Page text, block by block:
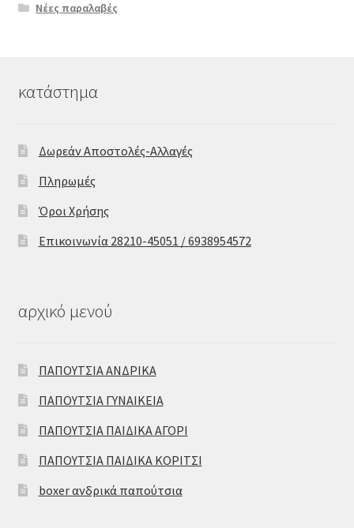
Νέες παραλαβές
κατάστημα
Δωρεάν Αποστολές-Αλλαγές
Πληρωμές
Όροι Χρήσης
Επικοινωνία 28210-45051 / 6938954572
αρχικό μενού
ΠΑΠΟΥΤΣΙΑ ΑΝΔΡΙΚΑ
ΠΑΠΟΥΤΣΙΑ ΓΥΝΑΙΚΕΙΑ
ΠΑΠΟΥΤΣΙΑ ΠΑΙΔΙΚΑ ΑΓΟΡΙ
ΠΑΠΟΥΤΣΙΑ ΠΑΙΔΙΚΑ ΚΟΡΙΤΣΙ
boxer ανδρικά παπούτσια